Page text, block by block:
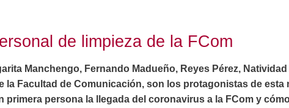
de limpieza de la FCom
Manchengo, Fernando Madueño, Reyes Pérez,
la Facultad de Comunicación, son los protagonistas de esta
primera persona la llegada del coronavirus a la FCom y